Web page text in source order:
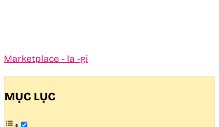
Marketplace - la -gi
MỤC LỤC